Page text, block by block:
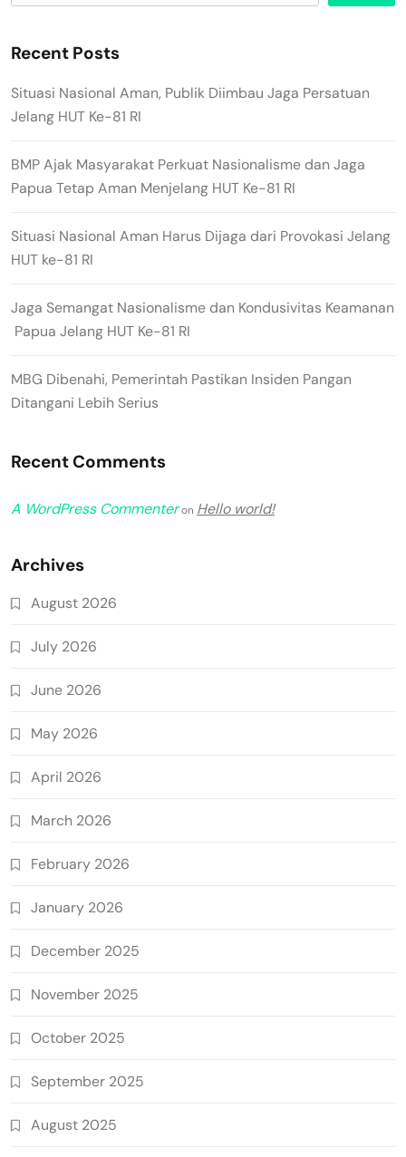
Recent Posts
Situasi Nasional Aman, Publik Diimbau Jaga Persatuan
Jelang HUT Ke-81 RI
BMP Ajak Masyarakat Perkuat Nasionalisme dan Jaga
Papua Tetap Aman Menjelang HUT Ke-81 RI
Situasi Nasional Aman Harus Dijaga dari Provokasi Jelang
HUT ke-81 RI
Jaga Semangat Nasionalisme dan Kondusivitas Keamanan
Papua Jelang HUT Ke-81 RI
MBG Dibenahi, Pemerintah Pastikan Insiden Pangan
Ditangani Lebih Serius
Recent Comments
A WordPress Commenteron Hello world!
Archives
August 2026
July 2026
June 2026
May 2026
April 2026
March 2026
February 2026
January 2026
December 2025
November 2025
October 2025
September 2025
August 2025